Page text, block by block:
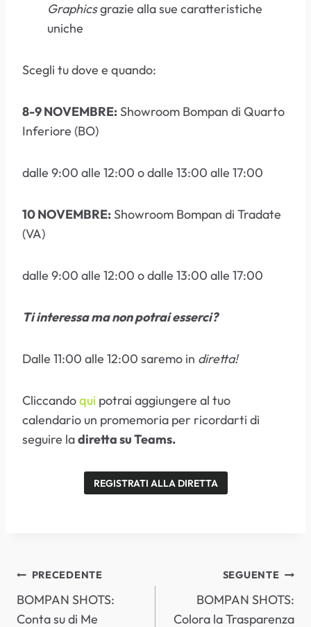
Graphicsgrazie alla sue caratteristiche
uniche
Scegli tu dove e quando:
8-9 NOVEMBRE: Showroom Bompan di Quarto
Inferiore (BO)
dalle 9:00 alle 12:00 o dalle 13:00 alle 17:00
10 NOVEMBRE: Showroom Bompan di Tradate
(VA)
dalle 9:00 alle 12:00 o dalle 13:00 alle 17:00
Ti interessa ma non potrai esserci?
Dalle 11:00 alle 12:00 saremo in diretta!
Cliccandoqui potrai aggiungere al tuo
calendario un promemoria per ricordarti di
seguire ladiretta su Teams.
REGISTRATI ALLA DIRETTA
NAVIGAZIONE
ARTICOLI
PRECEDENTE
BOMPAN SHOTS:
Conta su di Me
SEGUENTE
BOMPAN SHOTS:
Colora la Trasparenza